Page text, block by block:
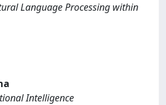
Language Processing within
Intelligence